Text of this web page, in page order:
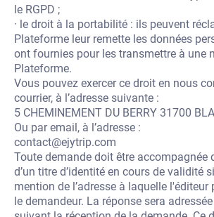
le RGPD ;
· le droit à la portabilité : ils peuvent
Plateforme leur remette les données
ont fournies pour les transmettre à une
Plateforme.
Vous pouvez exercer ce droit en nous
courrier, à l’adresse suivante :
5 CHEMINEMENT DU BERRY 31700
Ou par email, à l’adresse :
contact@ejytrip.com
Toute demande doit être accompagnée
d’un titre d’identité en cours de validité
mention de l’adresse à laquelle
le demandeur. La réponse sera